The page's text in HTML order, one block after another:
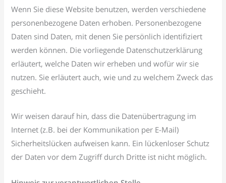
Wenn Sie diese Website benutzen, werden verschiedene
personenbezogene Daten erhoben. Personenbezogene
Daten sind Daten, mit denen Sie persönlich identifiziert
werden können. Die vorliegende Datenschutzerklärung
erläutert, welche Daten wir erheben und wofür wir sie
nutzen. Sie erläutert auch, wie und zu welchem Zweck das
geschieht.
Wir weisen darauf hin, dass die Datenübertragung im
Internet (z.B. bei der Kommunikation per E-Mail)
Sicherheitslücken aufweisen kann. Ein lückenloser Schutz
der Daten vor dem Zugriff durch Dritte ist nicht möglich.